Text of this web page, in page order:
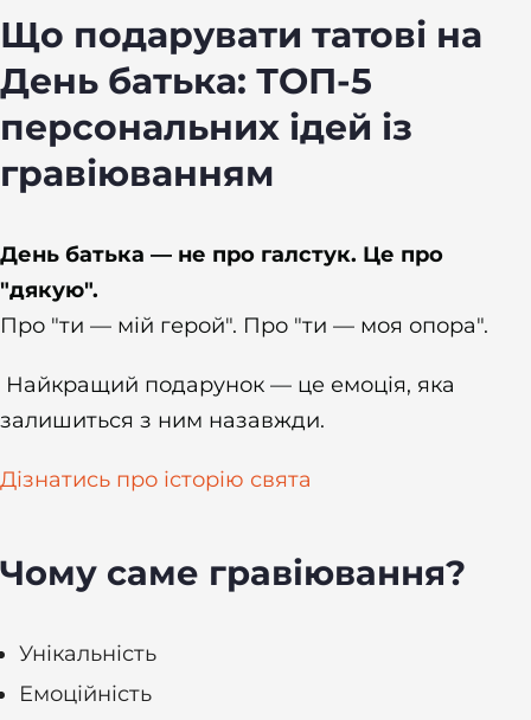
Що подарувати татові на
День батька: ТОП-5
персональних ідей із
гравіюванням
День батька — не про галстук. Це про
"дякую".
Про "ти — мій герой". Про "ти — моя опора".
Найкращий подарунок — це емоція, яка
залишиться з ним назавжди.
Дізнатись про історію свята
Чому саме гравіювання?
Унікальність
Емоційність